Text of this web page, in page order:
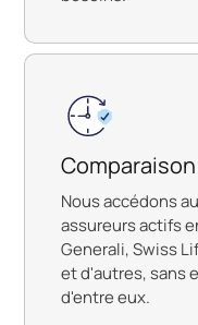
Nous accédons
assureurs actifs
Generali, Swiss
et d'autres, sans
d'entre eux.